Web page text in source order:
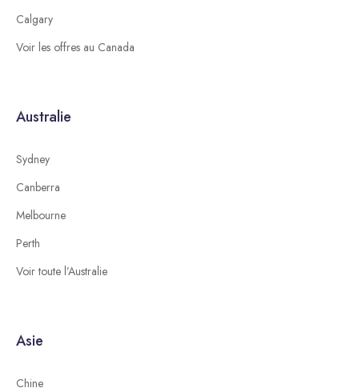
Calgary
Voir les offres au Canada
Australie
Sydney
Canberra
Melbourne
Perth
Voir toute l’Australie
Asie
Chine